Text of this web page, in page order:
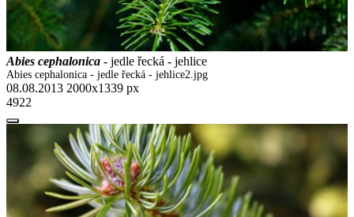
Abies cephalonica - jedle řecká - jehlice
Abies cephalonica - jedle řecká - jehlice2.jpg
08.08.2013 2000x1339 px
4922